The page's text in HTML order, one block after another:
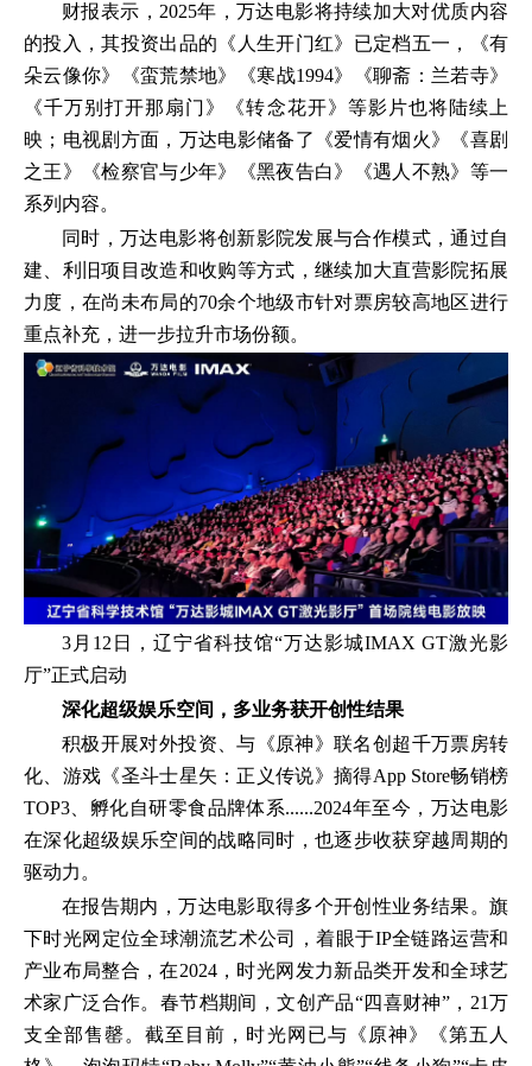
财报表示，2025年，万达电影将持续加大对优质内容
的投入，其投资出品的《人生开门红》已定档五一，《有
朵云像你》《蛮荒禁地》《寒战1994》《聊斋：兰若寺》
《千万别打开那扇门》《转念花开》等影片也将陆续上
映；电视剧方面，万达电影储备了《爱情有烟火》《喜剧
之王》《检察官与少年》《黑夜告白》《遇人不熟》等一
系列内容。
同时，万达电影将创新影院发展与合作模式，通过自
建、利旧项目改造和收购等方式，继续加大直营影院拓展
力度，在尚未布局的70余个地级市针对票房较高地区进行
重点补充，进一步拉升市场份额。
3月12日，辽宁省科技馆“万达影城IMAX GT激光影
厅”正式启动
深化超级娱乐空间，多业务获开创性结果
积极开展对外投资、与《原神》联名创超千万票房转
化、游戏《圣斗士星矢：正义传说》摘得App Store畅销榜
TOP3、孵化自研零食品牌体系......2024年至今，万达电影
在深化超级娱乐空间的战略同时，也逐步收获穿越周期的
驱动力。
在报告期内，万达电影取得多个开创性业务结果。旗
下时光网定位全球潮流艺术公司，着眼于IP全链路运营和
产业布局整合，在2024，时光网发力新品类开发和全球艺
术家广泛合作。春节档期间，文创产品“四喜财神”，21万
支全部售罄。截至目前，时光网已与《原神》《第五人